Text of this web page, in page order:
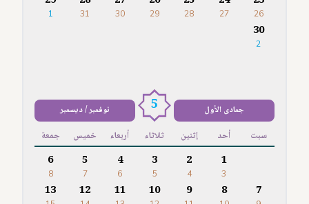
26
27
28
29
30
31
1
30
2
جمادى الأول 5 نوفمبر / ديسمبر
سبت أحد إثنين ثلاثاء أربعاء خميس جمعة
1
3
2
4
3
5
4
6
5
7
6
8
7
8
9
10
11
12
13